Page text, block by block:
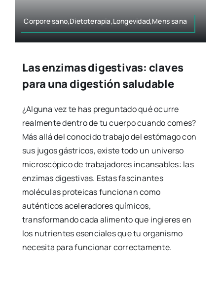
Corpore sano,Dietoterapia,Longevidad,Mens sana
Las enzimas digestivas: claves
para una digestión saludable
¿Alguna vez te has preguntado qué ocurre
realmente dentro de tu cuerpo cuando comes?
Más allá del conocido trabajo del estómago con
sus jugos gástricos, existe todo un universo
microscópico de trabajadores incansables: las
enzimas digestivas. Estas fascinantes
moléculas proteicas funcionan como
auténticos aceleradores químicos,
transformando cada alimento que ingieres en
los nutrientes esenciales que tu organismo
necesita para funcionar correctamente.